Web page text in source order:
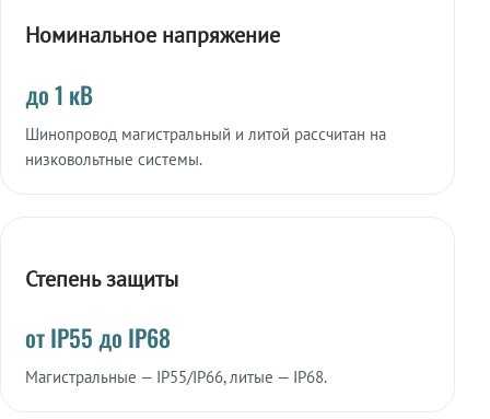
Номинальное напряжение
до 1 кВ
Шинопровод магистральный и литой рассчитан на
низковольтные системы.
Степень защиты
от IP55 до IP68
Магистральные — IP55/IP66, литые — IP68.